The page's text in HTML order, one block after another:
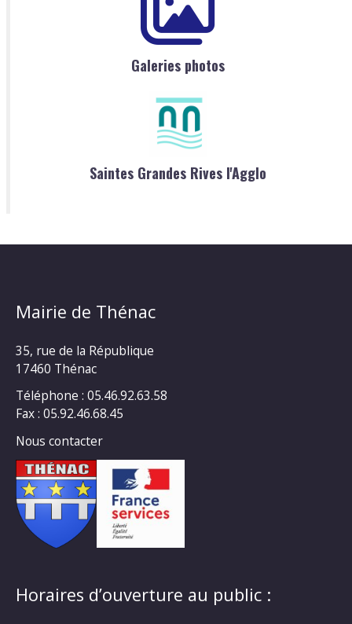
Galeries photos
Saintes Grandes Rives l'Agglo
Mairie de Thénac
35, rue de la République
17460 Thénac
Téléphone : 05.46.92.63.58
Fax : 05.92.46.68.45
Nous contacter
Horaires d’ouverture au public :